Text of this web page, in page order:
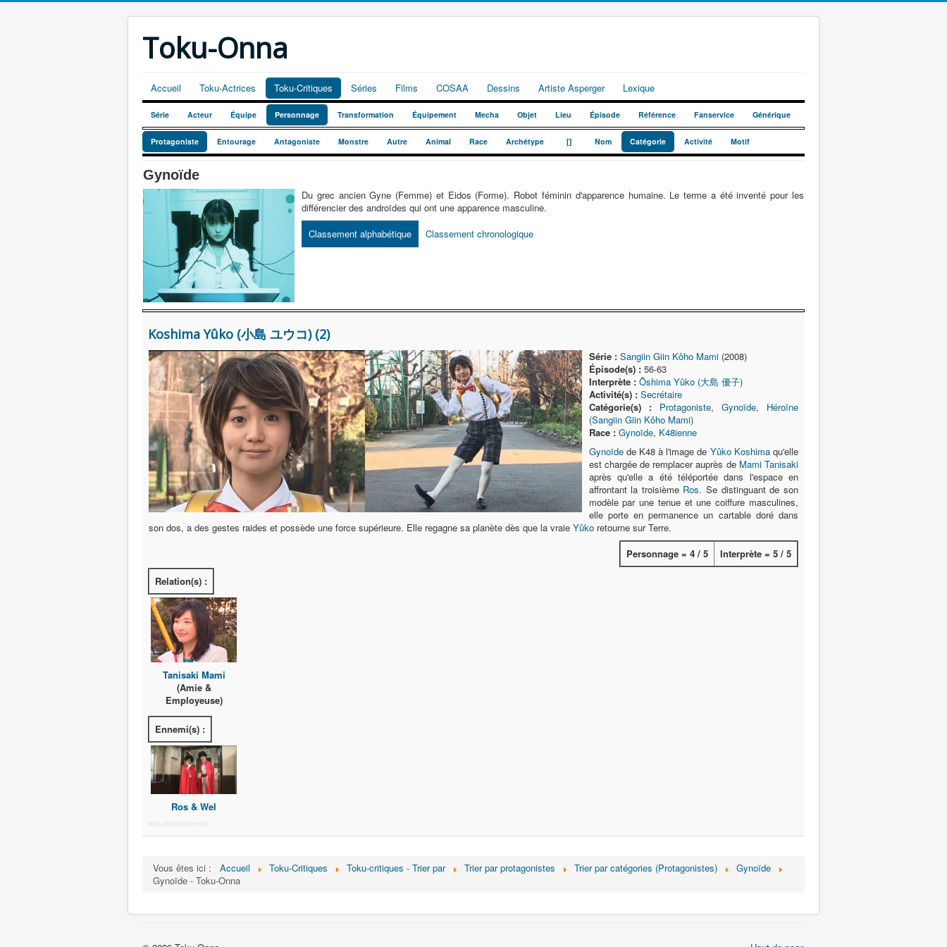
Toku-Onna
Accueil Toku-Actrices Toku-Critiques Séries Films COSAA Dessins Artiste Asperger Lexique
Série Acteur Équipe Personnage Transformation Équipement Mecha Objet Lieu Épisode Référence Fanservice Générique
Protagoniste Entourage Antagoniste Monstre Autre Animal Race Archétype [] Nom Catégorie Activité Motif
Gynoïde
Du grec ancien Gyne (Femme) et Eidos (Forme). Robot féminin d'apparence humaine. Le terme a été inventé pour les
différencier des androïdes qui ont une apparence masculine.
Classement alphabétique
Classement chronologique
Koshima Yûko (小島 ユウコ) (2)
Série : Sangiin Giin Kôho Mami(2008)
Épisode(s) :56-63
Interprète : Ôshima Yûko (大島 優子)
Activité(s) : Secrétaire
Catégorie(s) :
Protagoniste, Gynoïde, Héroïne
(Sangiin Giin Kôho Mami)
Race : Gynoïde, K48ienne
Gynoïdede K48 à l'image de Yûko Koshimaqu'elle
est chargée de remplacer auprès de Mami Tanisaki
après qu'elle a été téléportée dans l'espace en
affrontant la troisième Ros. Se distinguant de son
modèle par une tenue et une coiffure masculines,
elle porte en permanence un cartable doré dans
son dos, a des gestes raides et possède une force supérieure. Elle regagne sa planète dès que la vraie Yûko retourne sur Terre.
Personnage = 4 / 5
Interprète = 5 / 5
Relation(s) :
Tanisaki Mami
(Amie &
Employeuse)
Ennemi(s) :
Ros & Wel
More Joomla Extensions
Vous êtes ici : Accueil Toku-Critiques Toku-critiques - Trier par Trier par protagonistes Trier par catégories (Protagonistes)
Gynoïde
Gynoïde - Toku-Onna